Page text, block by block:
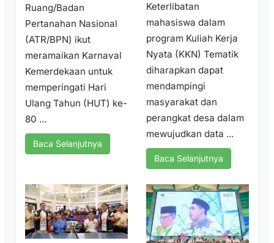
Ruang/Badan
Pertanahan Nasional
(ATR/BPN) ikut
meramaikan Karnaval
Kemerdekaan untuk
memperingati Hari
Ulang Tahun (HUT) ke-
80 ...
Baca Selanjutnya
Keterlibatan
mahasiswa dalam
program Kuliah Kerja
Nyata (KKN) Tematik
diharapkan dapat
mendampingi
masyarakat dan
perangkat desa dalam
mewujudkan data ...
Baca Selanjutnya